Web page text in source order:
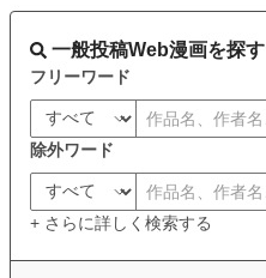
一般投稿Web漫画を探す
フリーワード
除外ワード
+ さらに詳しく検索する